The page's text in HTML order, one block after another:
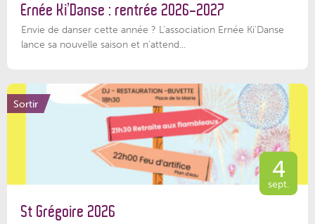
Ernée Ki’Danse : rentrée 2026-2027
Envie de danser cette année ? L'association Ernée Ki'Danse
lance sa nouvelle saison et n'attend...
Sortir
4
sept.
St Grégoire 2026